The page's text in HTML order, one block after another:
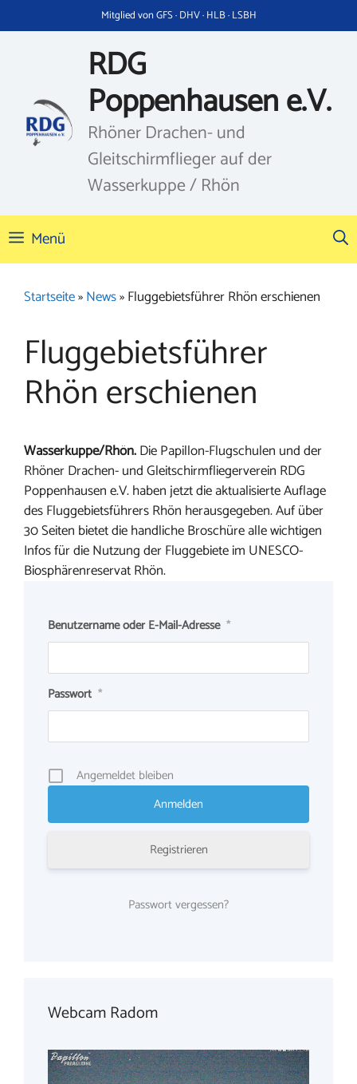
Inhalt
Mitglied von GFS · DHV · HLB · LSBH
RDG
Poppenhausen e.V.
Rhöner Drachen- und
Gleitschirmflieger auf der
Wasserkuppe / Rhön
Menü
Startseite»News»Fluggebietsführer Rhön erschienen
Fluggebietsführer
Rhön erschienen
Wasserkuppe/Rhön.Die Papillon-Flugschulen und der
Rhöner Drachen- und Gleitschirmfliegerverein RDG
Poppenhausen e.V. haben jetzt die aktualisierte Auflage
des Fluggebietsführers Rhön herausgegeben. Auf über
30 Seiten bietet die handliche Broschüre alle wichtigen
Infos für die Nutzung der Fluggebiete im UNESCO-
Biosphärenreservat Rhön.
Benutzername oder E-Mail-Adresse *
Passwort *
Angemeldet bleiben
Registrieren
Passwort vergessen?
Webcam Radom